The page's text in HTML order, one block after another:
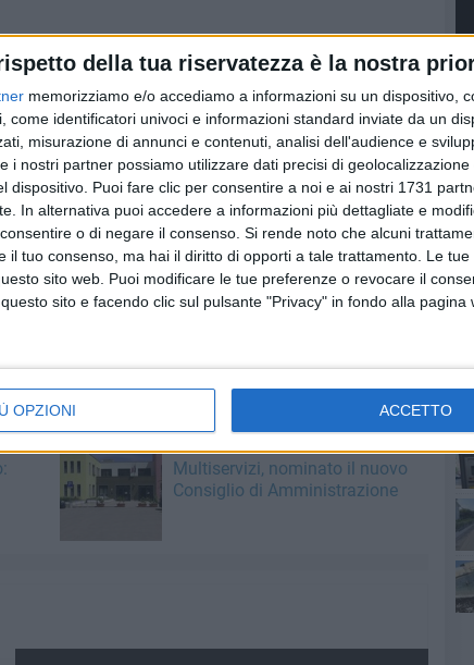
della tua riservatezza è la nostra
memorizziamo e/o accediamo a informazioni su un dispositivo,
come identificatori univoci e informazioni standard inviate da un
misurazione di annunci e contenuti, analisi dell'audience e
i nostri partner possiamo utilizzare dati precisi di
dispositivo. Puoi fare clic per consentire a noi e ai nostri 1731
In alternativa puoi accedere a informazioni più dettagliate e
o di negare il consenso. Si rende noto che alcuni
il tuo consenso, ma hai il diritto di opporti a tale trattamento. Le
sito web. Puoi modificare le tue preferenze o revocare il
sito e facendo clic sul pulsante "Privacy" in fondo alla pagina
OPZIONI ACCETTO
Seminario per un ragazzo americano a cui è stata
Luigi Gadaleta che ha documentato il ritrovamento
in seguito all'effrazione.
per i rilievi di rito. Sono ora in corso le indagini per
agli autori del furto.
5 AGOSTO 2026
Multiservizi, nominato il nuovo
Consiglio di Amministrazione